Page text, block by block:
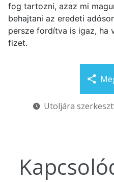
fog tartozni, azaz mi
behajtani az eredeti
persze fordítva is igaz, ha
fizet.
Utoljára